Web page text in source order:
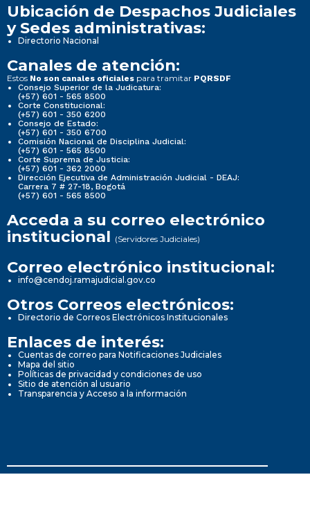
Ubicación de Despachos Judiciales
y Sedes administrativas:
Directorio Nacional
Canales de atención:
Estos No son canales oficiales para tramitar PQRSDF
Consejo Superior de la Judicatura:
(+57) 601 - 565 8500
Corte Constitucional:
(+57) 601 - 350 6200
Consejo de Estado:
(+57) 601 - 350 6700
Comisión Nacional de Disciplina Judicial:
(+57) 601 - 565 8500
Corte Suprema de Justicia:
(+57) 601 - 362 2000
Dirección Ejecutiva de Administración Judicial - DEAJ:
Carrera 7 # 27-18, Bogotá
(+57) 601 - 565 8500
Acceda a su correo electrónico
institucional (Servidores Judiciales)
Correo electrónico institucional:
info@cendoj.ramajudicial.gov.co
Otros Correos electrónicos:
Directorio de Correos Electrónicos Institucionales
Enlaces de interés:
Cuentas de correo para Notificaciones Judiciales
Mapa del sitio
Políticas de privacidad y condiciones de uso
Sitio de atención al usuario
Transparencia y Acceso a la información